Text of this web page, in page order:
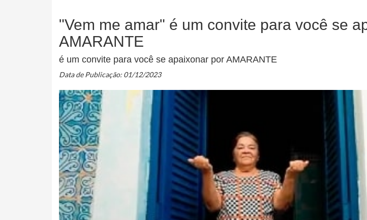
"Vem me amar" é um convite para você se
AMARANTE
é um convite para você se apaixonar por AMARANTE
Data de Publicação: 01/12/2023